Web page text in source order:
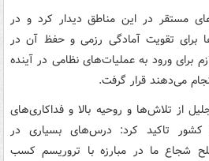
مستقر در این مناطق دیدار کرد و در
برای تقویت آمادگی رزمی و حفظ آن در
برای ورود به عملیات‌های نظامی در آینده
می‌دهند قرار گرفت.
از تلاش‌ها و روحیه بالا و فداکاری‌های
کشور تاکید کرد: درس‌های بسیاری در
شجاع ما در مبارزه با تروریسم کسب